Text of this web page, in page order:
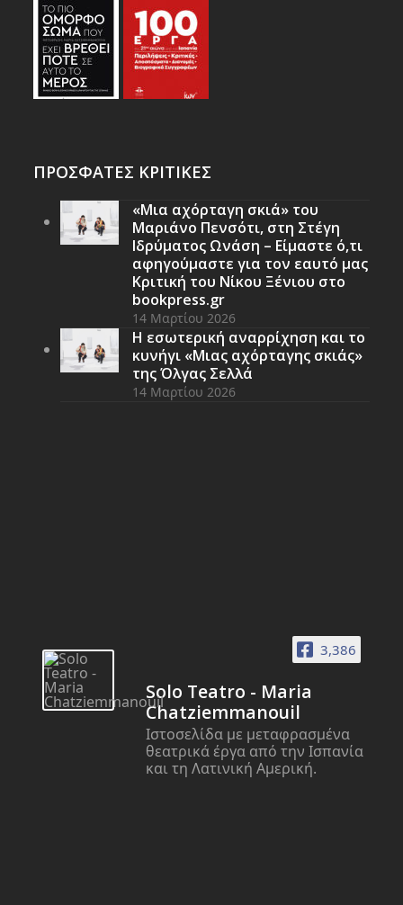
ΠΡΟΣΦΑΤΕΣ ΚΡΙΤΙΚΕΣ
«Μια αχόρταγη σκιά» του
Μαριάνο Πενσότι, στη Στέγη
Ιδρύματος Ωνάση – Είμαστε ό,τι
αφηγούμαστε για τον εαυτό μας
Κριτική του Νίκου Ξένιου στο
bookpress.gr
14 Μαρτίου 2026
Η εσωτερική αναρρίχηση και το
κυνήγι «Μιας αχόρταγης σκιάς»
της Όλγας Σελλά
14 Μαρτίου 2026
3,386
Solo Teatro - Maria
Chatziemmanouil
Ιστοσελίδα με μεταφρασμένα
θεατρικά έργα από την Ισπανία
και τη Λατινική Αμερική.